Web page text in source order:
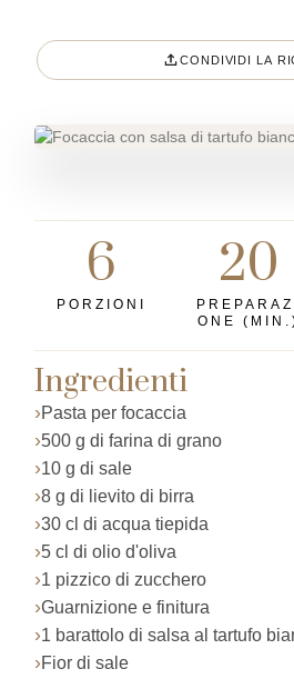
CONDIVIDI LA
6
PORZIONI
20
ONE
Ingredienti
Pasta per focaccia
500 g di farina di grano
10 g di sale
8 g di lievito di birra
30 cl di acqua tiepida
5 cl di olio d'oliva
1 pizzico di zucchero
Guarnizione e finitura
1 barattolo di salsa al tartufo
Fior di sale